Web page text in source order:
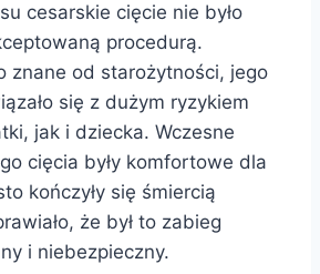
cesarskie cięcie nie było
procedurą.
znane od starożytności, jego
się z dużym ryzykiem
jak i dziecka. Wczesne
cięcia były komfortowe dla
kończyły się śmiercią
że był to zabieg
i niebezpieczny.